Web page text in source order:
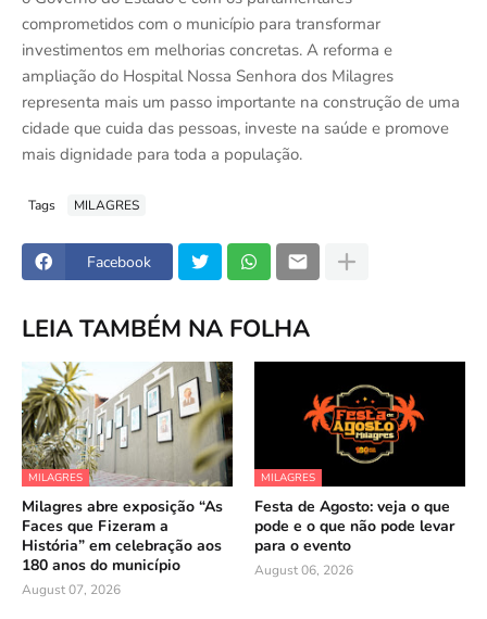
comprometidos com o município para transformar
investimentos em melhorias concretas. A reforma e
ampliação do Hospital Nossa Senhora dos Milagres
representa mais um passo importante na construção de uma
cidade que cuida das pessoas, investe na saúde e promove
mais dignidade para toda a população.
Tags MILAGRES
Facebook
LEIA TAMBÉM NA FOLHA
MILAGRES
Milagres abre exposição “As
Faces que Fizeram a
História” em celebração aos
180 anos do município
August 07, 2026
MILAGRES
Festa de Agosto: veja o que
pode e o que não pode levar
para o evento
August 06, 2026